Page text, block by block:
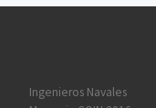
Ingenieros Navales